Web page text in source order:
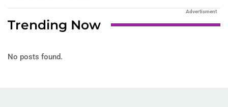
Advertisment
Trending Now
No posts found.